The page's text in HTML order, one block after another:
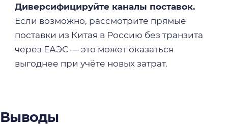
Диверсифицируйте каналы поставок.
Если возможно, рассмотрите прямые
поставки из Китая в Россию без транзита
через ЕАЭС — это может оказаться
выгоднее при учёте новых затрат.
Выводы